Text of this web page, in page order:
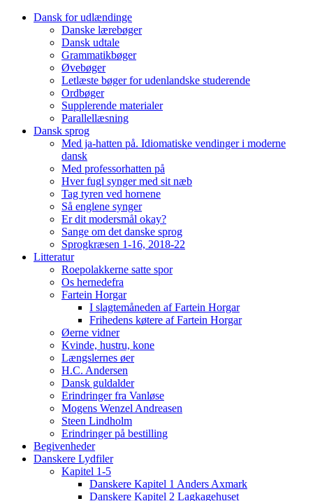
Dansk for udlændinge
Danske lærebøger
Dansk udtale
Grammatikbøger
Øvebøger
Letlæste bøger for udenlandske studerende
Ordbøger
Supplerende materialer
Parallellæsning
Dansk sprog
Med ja-hatten på. Idiomatiske vendinger i moderne
dansk
Med professorhatten på
Hver fugl synger med sit næb
Tag tyren ved hornene
Så englene synger
Er dit modersmål okay?
Sange om det danske sprog
Sprogkræsen 1-16, 2018-22
Litteratur
Roepolakkerne satte spor
Os hernedefra
Fartein Horgar
I slagtemåneden af Fartein Horgar
Frihedens køtere af Fartein Horgar
Øerne vidner
Kvinde, hustru, kone
Længslernes øer
H.C. Andersen
Dansk guldalder
Erindringer fra Vanløse
Mogens Wenzel Andreasen
Steen Lindholm
Erindringer på bestilling
Begivenheder
Danskere Lydfiler
Kapitel 1-5
Danskere Kapitel 1 Anders Axmark
Danskere Kapitel 2 Lagkagehuset